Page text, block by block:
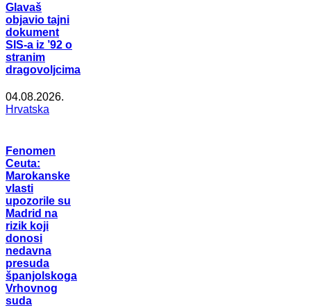
Glavaš
objavio tajni
dokument
SIS-a iz ’92 o
stranim
dragovoljcima
04.08.2026.
Hrvatska
Fenomen
Ceuta:
Marokanske
vlasti
upozorile su
Madrid na
rizik koji
donosi
nedavna
presuda
španjolskoga
Vrhovnog
suda